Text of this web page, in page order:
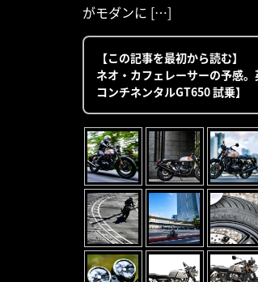
がモダンに […]
【この記事を最初から読む】
ネオ・カフェレーサーの予感
コンチネンタルGT650 試乗】